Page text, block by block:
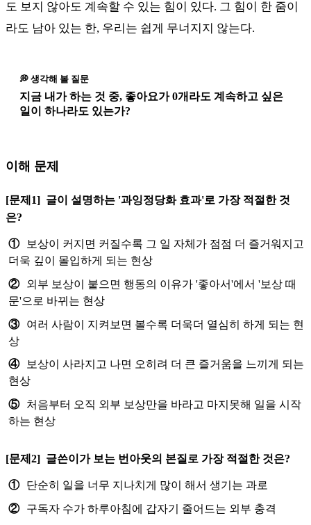
도 보지 않아도 계속할 수 있는 힘이 있다. 그 힘이 한 줌이
라도 남아 있는 한, 우리는 쉽게 무너지지 않는다.
💭 생각해 볼 질문
지금 내가 하는 것 중, 좋아요가 0개라도 계속하고 싶은
일이 하나라도 있는가?
이해 문제
[문제1] 글이 설명하는 '과잉정당화 효과'로 가장 적절한 것
은?
①
보상이 커지면 커질수록 그 일 자체가 점점 더 즐거워지고
더욱 깊이 몰입하게 되는 현상
②
외부 보상이 붙으면 행동의 이유가 '좋아서'에서 '보상 때
문'으로 바뀌는 현상
③
여러 사람이 지켜보면 볼수록 더욱더 열심히 하게 되는 현
상
④
보상이 사라지고 나면 오히려 더 큰 즐거움을 느끼게 되는
현상
⑤
처음부터 오직 외부 보상만을 바라고 마지못해 일을 시작
하는 현상
[문제2] 글쓴이가 보는 번아웃의 본질로 가장 적절한 것은?
①
단순히 일을 너무 지나치게 많이 해서 생기는 과로
②
구독자 수가 하루아침에 갑자기 줄어드는 외부 충격